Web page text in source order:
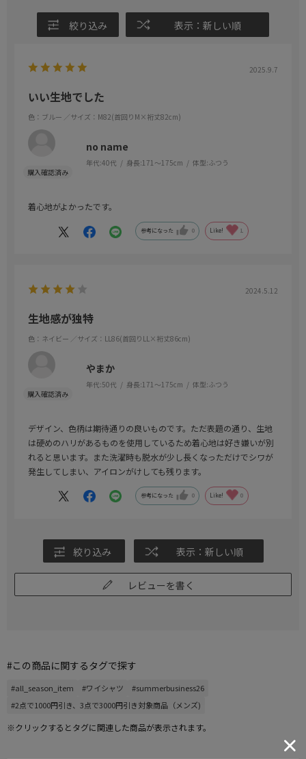
絞り込み 表示：新しい順
2025.9.7
いい生地でした
色：ブルー ／サイズ：M82(首回りM×裄丈82cm)
no name
年代:40代 身長:171～175cm 体型:ふつう
着心地がよかったです。
参考になった 0 Like! 1
2024.5.12
生地感が独特
色：ネイビー ／サイズ：LL86(首回りLL×裄丈86cm)
やまか
年代:50代 身長:171～175cm 体型:ふつう
デザイン、色柄は期待通りの良いものです。ただ表題の通り、生地
は硬めのハリがあるものを使用しているため着心地は好き嫌いが別
れると思います。また洗濯時も脱水が少し長くなっただけでシワが
発生してしまい、アイロンがけしても残ります。
参考になった 0 Like! 0
絞り込み 表示：新しい順
レビューを書く
#この商品に関するタグで探す
#all_season_item #ワイシャツ
#summerbusiness26
#2点で1000円引き、3点で3000円引き対象商品（メンズ)
※クリックするとタグに関連した商品が表示されます。